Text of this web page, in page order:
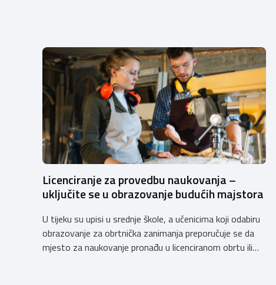
Licenciranje za provedbu naukovanja –
uključite se u obrazovanje budućih majstora
U tijeku su upisi u srednje škole, a učenicima koji odabiru
obrazovanje za obrtnička zanimanja preporučuje se da
mjesto za naukovanje pronađu u licenciranom obrtu ili